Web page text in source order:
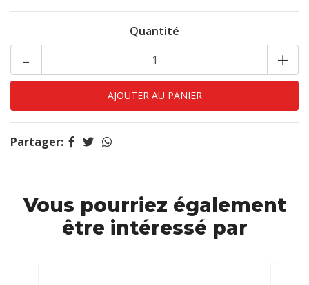
Quantité
+
-
Partager:
Vous pourriez également
être intéressé par